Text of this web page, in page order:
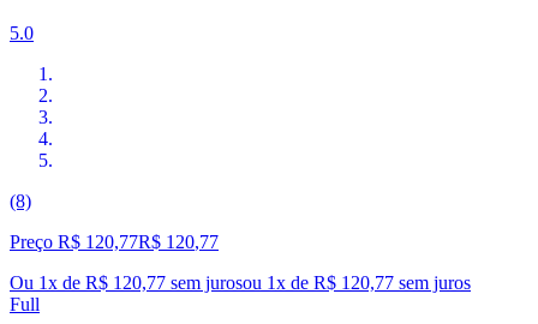
5.0
(8)
Preço R$ 120,77R$ 120,77
Ou 1x de R$ 120,77 sem jurosou 1x de R$ 120,77 sem juros
Full